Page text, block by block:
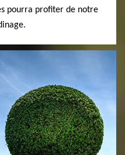
pourra profiter de notre